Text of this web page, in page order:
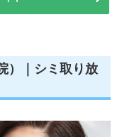
）｜シミ取り放